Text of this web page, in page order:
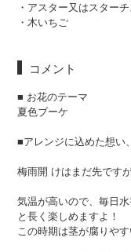
・アスター又はスターチ
・木いちご
コメント
■ お花のテーマ
夏色ブーケ
■アレンジに込めた想い
梅雨開 けはまだ先です
気温が高いので、毎日
と長く楽しめますよ！
この時期は茎が腐りや